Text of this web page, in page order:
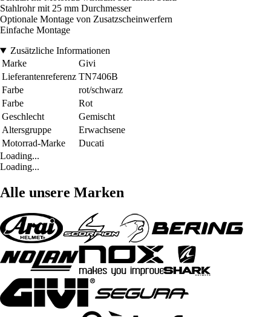
Stahlrohr mit 25 mm Durchmesser
Optionale Montage von Zusatzscheinwerfern
Einfache Montage
Zusätzliche Informationen
Marke
Givi
Lieferantenreferenz TN7406B
Farbe
rot/schwarz
Farbe
Rot
Geschlecht
Gemischt
Altersgruppe
Erwachsene
Motorrad-Marke
Ducati
Loading...
Loading...
Alle unsere Marken